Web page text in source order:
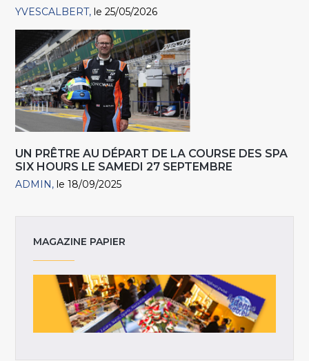
YVESCALBERT le 25/05/2026
UN PRÊTRE AU DÉPART DE LA COURSE DES SPA
SIX HOURS LE SAMEDI 27 SEPTEMBRE
ADMIN le 18/09/2025
MAGAZINE PAPIER